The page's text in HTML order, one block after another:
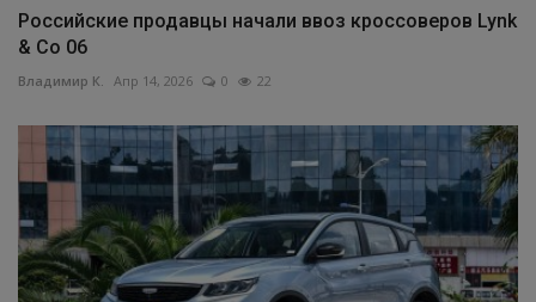
Российские продавцы начали ввоз кроссоверов Lynk
& Co 06
Владимир К. Апр 14, 2026 0 22